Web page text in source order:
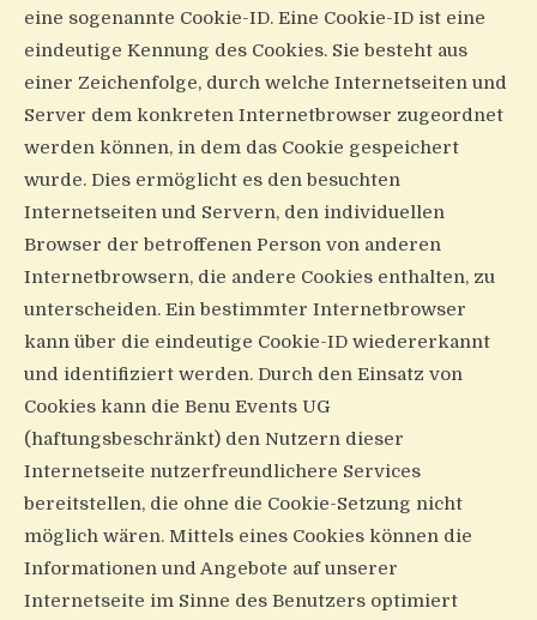
eine sogenannte Cookie-ID. Eine Cookie-ID ist eine
eindeutige Kennung des Cookies. Sie besteht aus
einer Zeichenfolge, durch welche Internetseiten und
Server dem konkreten Internetbrowser zugeordnet
werden können, in dem das Cookie gespeichert
wurde. Dies ermöglicht es den besuchten
Internetseiten und Servern, den individuellen
Browser der betroffenen Person von anderen
Internetbrowsern, die andere Cookies enthalten, zu
unterscheiden. Ein bestimmter Internetbrowser
kann über die eindeutige Cookie-ID wiedererkannt
und identifiziert werden. Durch den Einsatz von
Cookies kann die Benu Events UG
(haftungsbeschränkt) den Nutzern dieser
Internetseite nutzerfreundlichere Services
bereitstellen, die ohne die Cookie-Setzung nicht
möglich wären. Mittels eines Cookies können die
Informationen und Angebote auf unserer
Internetseite im Sinne des Benutzers optimiert